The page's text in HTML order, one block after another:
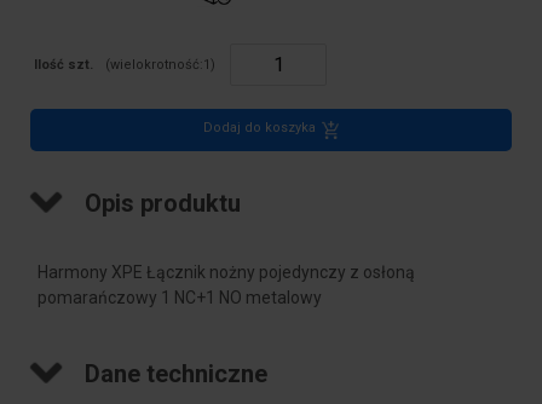
Ilość szt. (wielokrotność:1 )
Dodaj do koszyka
Opis produktu
Harmony XPE Łącznik nożny pojedynczy z osłoną
pomarańczowy 1 NC+1 NO metalowy
Dane techniczne